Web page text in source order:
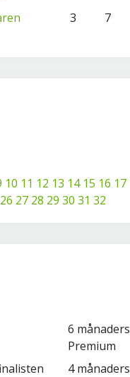
3 7
10 11 12 13 14 15 16 17
26 27 28 29 30 31 32
6 månaders
Premium
4 månaders